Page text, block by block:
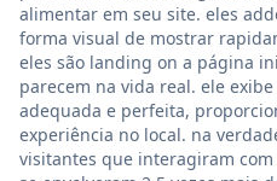
alimentar em seu site. eles
forma visual de mostrar
eles são landing on a página
parecem na vida real. ele
adequada e perfeita,
experiência no local. na
visitantes que interagiram